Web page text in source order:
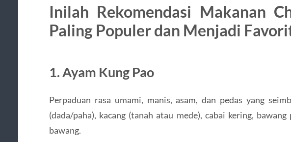
Inilah Rekomendasi Makanan
Paling Populer dan Menjadi
1. Ayam Kung Pao
Perpaduan rasa umami, manis, asam, dan pedas yang
(dada/paha), kacang (tanah atau mede), cabai kering,
bawang.